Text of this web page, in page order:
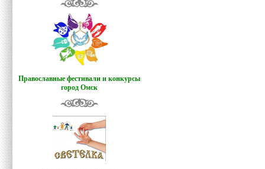
Православные фестивали и конкурсы
город Омск